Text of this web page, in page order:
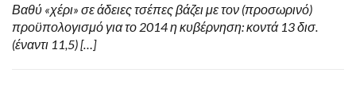
Βαθύ «χέρι» σε άδειες τσέπες βάζει με τον (προσωρινό)
προϋπολογισμό για το 2014 η κυβέρνηση: κοντά 13 δισ.
(έναντι 11,5) […]